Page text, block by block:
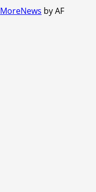
MoreNews by AF